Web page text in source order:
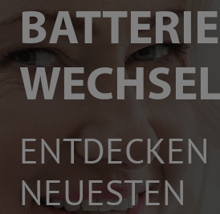
NEUESTEN